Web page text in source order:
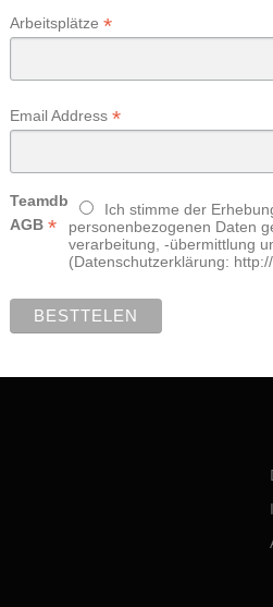
Arbeitsplätze *
Email Address *
Teamdb
AGB *
Ich stimme der
personenbezogenen Daten
verarbeitung, -übermittlung
(Datenschutzerklärung: